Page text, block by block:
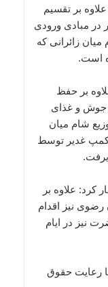
بر تقسیم
بسته ناهار در مبادی ورودی
بسته شام میان زائرانی که
است.
بر حفظ
جوش و غذای
شام میان
کمپ غدیر توسط
کرد: علاوه بر
نیز اقدام
نیز در ایام
رعایت حقوق